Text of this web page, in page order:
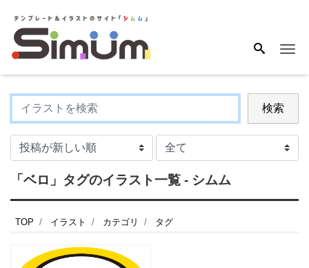
検索
「ベロ」タグのイラスト一覧 - シムム
TOP イラスト カテゴリ タグ